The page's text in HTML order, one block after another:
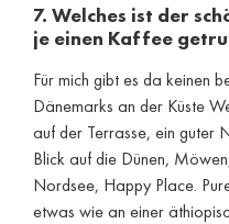
7. Welches ist der
je einen Kaffee
Für mich gibt es da keinen
Dänemarks an der Küste
auf der Terrasse, ein guter
Blick auf die Dünen,
Nordsee, Happy Place.
etwas wie an einer